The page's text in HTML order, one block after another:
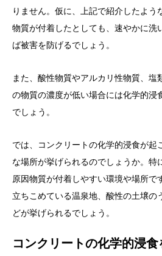
りません。仮に、上記で紹介したよう
物質が付着したとしても、速やかに洗
ば被害を防げるでしょう。
また、酸性物質やアルカリ性物質、塩
の物質の濃度が低い場合には化学的浸
でしょう。
では、コンクリートの化学的浸食が起
な場所が挙げられるのでしょうか。特
原因物質が付着しやすい環境や場所で
立ちこめている温泉地、酸性の土壌の
どが挙げられるでしょう。
コンクリートの化学的浸